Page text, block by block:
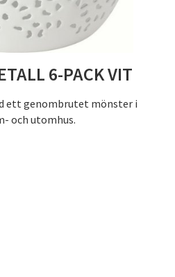
6-PACK VIT
ett genombrutet mönster i
och utomhus.